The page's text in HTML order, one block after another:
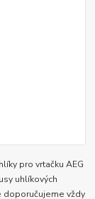
pro vrtačku AEG
uhlíkových
doporučujeme vždy